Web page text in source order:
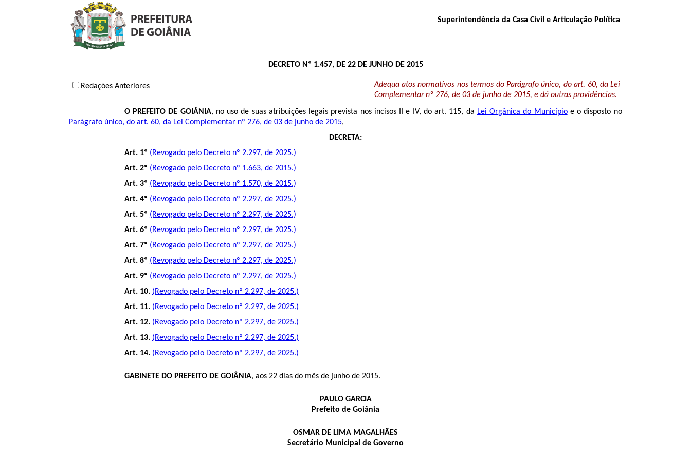
Superintendência da Casa Civil e Articulação Política
DECRETO Nº 1.457, DE 22 DE JUNHO DE 2015
Redações Anteriores
Adequa atos normativos nos termos do Parágrafo único, do art. 60, da Lei
Complementar nº 276, de 03 de junho de 2015, e dá outras providências.
O PREFEITO DE GOIÂNIA, no uso de suas atribuições legais prevista nos incisos II e IV, do art. 115, da Lei Orgânica do Municípioe o disposto no
Parágrafo único, do art. 60, da Lei Complementar nº 276, de 03 de junho de 2015,
DECRETA:
Art. 1º (Revogado pelo Decreto nº 2.297, de 2025.)
Art. 2º (Revogado pelo Decreto nº 1.663, de 2015.)
Art. 3º (Revogado pelo Decreto nº 1.570, de 2015.)
Art. 4º (Revogado pelo Decreto nº 2.297, de 2025.)
Art. 5º (Revogado pelo Decreto nº 2.297, de 2025.)
Art. 6º (Revogado pelo Decreto nº 2.297, de 2025.)
Art. 7º (Revogado pelo Decreto nº 2.297, de 2025.)
Art. 8º (Revogado pelo Decreto nº 2.297, de 2025.)
Art. 9º (Revogado pelo Decreto nº 2.297, de 2025.)
Art. 10. (Revogado pelo Decreto nº 2.297, de 2025.)
Art. 11. (Revogado pelo Decreto nº 2.297, de 2025.)
Art. 12. (Revogado pelo Decreto nº 2.297, de 2025.)
Art. 13. (Revogado pelo Decreto nº 2.297, de 2025.)
Art. 14. (Revogado pelo Decreto nº 2.297, de 2025.)
GABINETE DO PREFEITO DE GOIÂNIA, aos 22 dias do mês de junho de 2015.
PAULO GARCIA
Prefeito de Goiânia
OSMAR DE LIMA MAGALHÃES
Secretário Municipal de Governo